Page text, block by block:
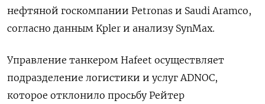
нефтяной госкомпании Petronas и Saudi Aramco,
согласно данным Kpler и анализу SynMax.
Управление танкером Hafeet осуществляет
подразделение логистики и услуг ADNOC,
которое отклонило просьбу Рейтер